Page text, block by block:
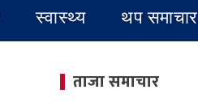
स्वास्थ्य थप समाचार
ताजा समाचार